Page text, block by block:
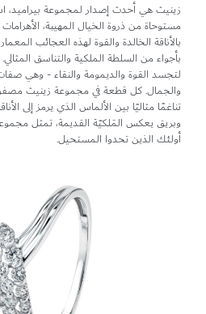
زينيث هي أحدث إصدار لمجموعة
مستوحاة من ذروة الخيال المهيبة،
بالأناقة الخالدة والقوة لهذه العجائب
بأجواء من السلطة الملكية والتناسق
لتجسد القوة والديمومة والنقاء - وهي
والجمال. كل قطعة في مجموعة زينيث
تناغمًا مثاليًا بين الألماس الذي يرمز إلى
وبريق يعكس المَلكيّة القديمة، تمثل
أولئك الذين تحدوا المستحيل.